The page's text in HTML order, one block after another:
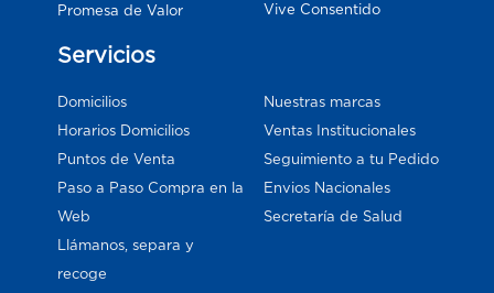
Promesa de Valor
Vive Consentido
Servicios
Domicilios
Horarios Domicilios
Puntos de Venta
Paso a Paso Compra en la
Web
Llámanos, separa y
recoge
Nuestras marcas
Ventas Institucionales
Seguimiento a tu Pedido
Envios Nacionales
Secretaría de Salud